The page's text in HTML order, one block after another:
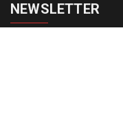
NEWSLETTER